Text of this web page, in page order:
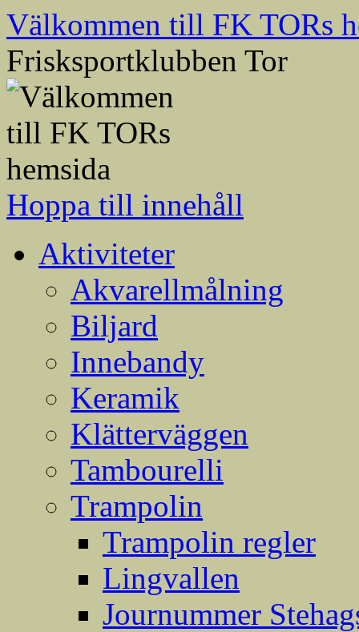
Välkommen till FK TORs
Frisksportklubben Tor
Hoppa till innehåll
Aktiviteter
Akvarellmålning
Biljard
Innebandy
Keramik
Klätterväggen
Tambourelli
Trampolin
Trampolin regler
Lingvallen
Journummer